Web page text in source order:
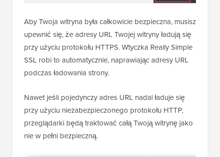
Aby Twoja witryna była całkowicie bezpieczna, musisz
upewnić się, że adresy URL Twojej witryny ładują się
przy użyciu protokołu HTTPS. Wtyczka Really Simple
SSL robi to automatycznie, naprawiając adresy URL
podczas ładowania strony.
Nawet jeśli pojedynczy adres URL nadal ładuje się
przy użyciu niezabezpieczonego protokołu HTTP,
przeglądarki będą traktować całą Twoją witrynę jako
nie w pełni bezpieczną.